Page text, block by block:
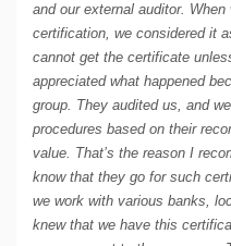
and our external auditor.
certification, we considered it
cannot get the certificate
appreciated what happened
group. They audited us, and
procedures based on their
value. That’s the reason I
know that they go for such
we work with various banks,
knew that we have this